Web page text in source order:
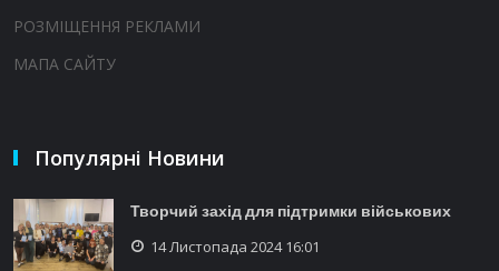
РОЗМІЩЕННЯ РЕКЛАМИ
МАПА САЙТУ
Популярні Новини
Творчий захід для підтримки військових
14 Листопада 2024 16:01